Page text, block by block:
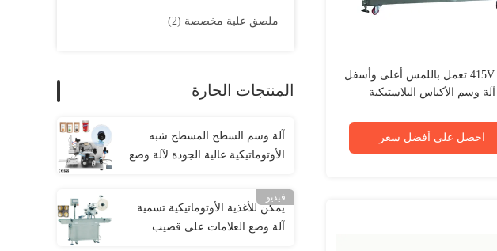
ملصق علبة مخصصة (2)
المنتجات الحارة
آلة وسم السطح المسطح شبه
الأوتوماتيكية عالية الجودة لآلة وضع
المسطحة
فيديو
يمكن للأغذية الأوتوماتيكية تسمية
آلة وضع العلامات على قضيب
415V LCD تعمل باللمس أعلى وأسفل
آلة وسم الأكياس البلاستيكية
احصل على أفضل سعر